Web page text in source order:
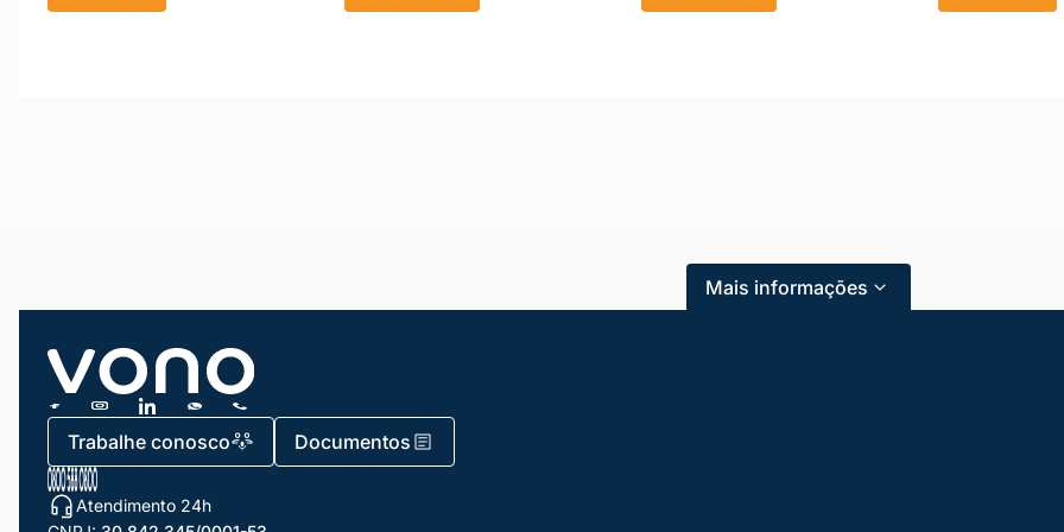
Mais informações
Trabalhe conosco Documentos
Atendimento 24h